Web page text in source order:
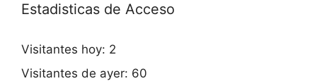
Estadisticas de Acceso
Visitantes hoy: 2
Visitantes de ayer: 60